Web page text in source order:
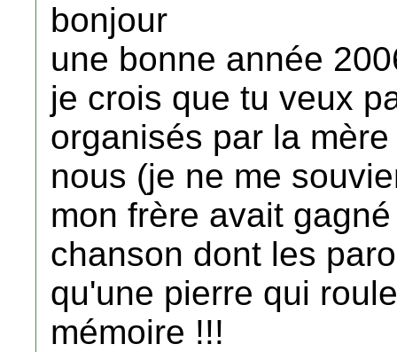
bonjour
une bonne année
je crois que tu veux
organisés par la
nous (je ne me
mon frère avait
chanson dont les
qu'une pierre qui
mémoire !!!